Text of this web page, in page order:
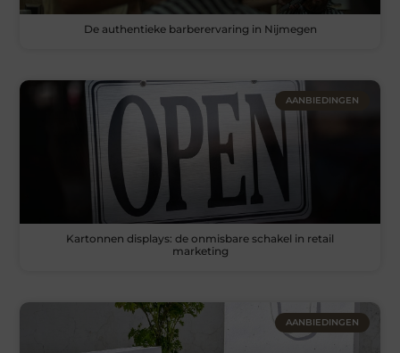
De authentieke barberervaring in Nijmegen
AANBIEDINGEN
Kartonnen displays: de onmisbare schakel in retail
marketing
AANBIEDINGEN